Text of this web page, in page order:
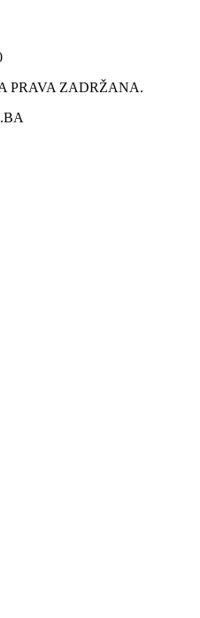
PRAVA ZADRŽANA.